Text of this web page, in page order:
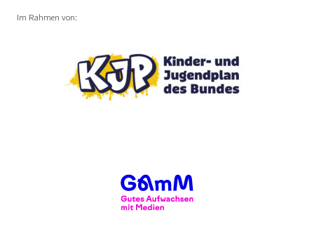
Im Rahmen von: